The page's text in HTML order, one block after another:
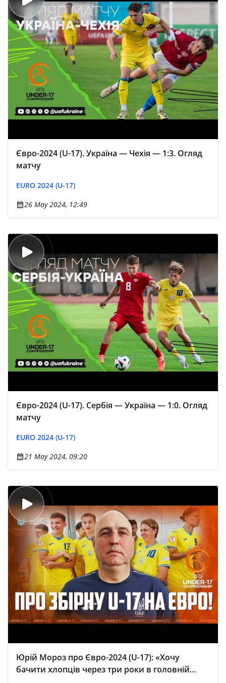
Євро-2024 (U-17). Україна — Чехія — 1:3. Огляд
матчу
EURO 2024 (U-17)
26 May 2024, 12:49
Євро-2024 (U-17). Сербія — Україна — 1:0. Огляд
матчу
EURO 2024 (U-17)
21 May 2024, 09:20
Юрій Мороз про Євро-2024 (U-17): «Хочу
бачити хлопців через три роки в головній